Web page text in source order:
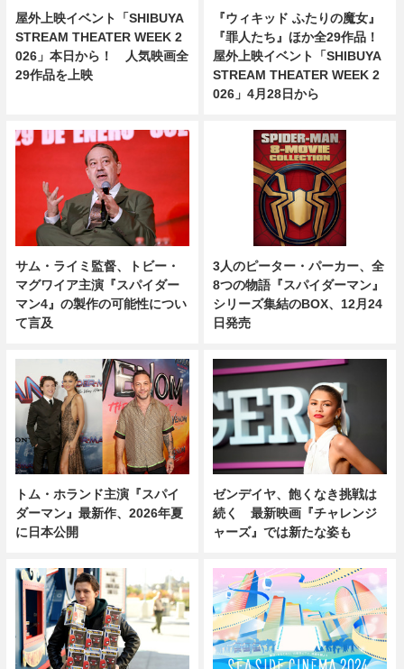
屋外上映イベント「SHIBUYA
STREAM THEATER WEEK 2
026」本日から！ 人気映画全
29作品を上映
『ウィキッド ふたりの魔女』
『罪人たち』ほか全29作品！
屋外上映イベント「SHIBUYA
STREAM THEATER WEEK 2
026」4月28日から
サム・ライミ監督、トビー・
マグワイア主演『スパイダー
マン4』の製作の可能性につい
て言及
3人のピーター・パーカー、全
8つの物語『スパイダーマン』
シリーズ集結のBOX、12月24
日発売
トム・ホランド主演『スパイ
ダーマン』最新作、2026年夏
に日本公開
ゼンデイヤ、飽くなき挑戦は
続く 最新映画『チャレンジ
ャーズ』では新たな姿も